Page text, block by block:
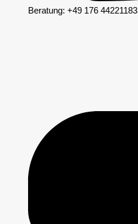
Beratung: +49 176 44221183